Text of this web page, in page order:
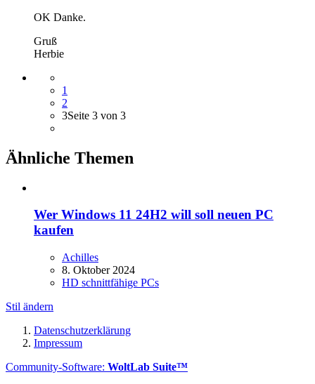
OK Danke.
Gruß
Herbie
1
2
3Seite 3 von 3
Ähnliche Themen
Wer Windows 11 24H2 will soll neuen PC
kaufen
Achilles
8. Oktober 2024
HD schnittfähige PCs
Stil ändern
Datenschutzerklärung
Impressum
Community-Software: WoltLab Suite™